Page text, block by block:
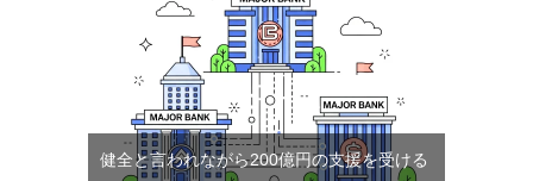
健全と言われながら200億円の支援を受ける